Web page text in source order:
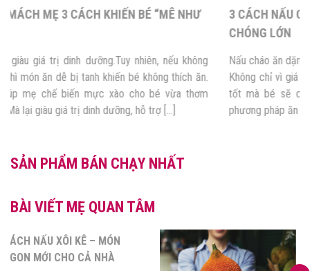
CÁCH XÀO MỰC: MÁCH MẸ 3 CÁCH KHIẾN BÉ “MÊ NHƯ
Mực xào là món ăn giàu giá trị dinh dưỡng.Tuy nhiên, nếu không
biết cách xào mực, thì món ăn dễ bị tanh khiến bé không thích ăn.
Dưới đây là mẹo giúp mẹ chế biến mực xào cho bé vừa thơm
ngon, không bị tanh. Mà lại giàu giá trị dinh dưỡng, hỗ trợ […]
SẢN PHẨM BÁN CHẠY NHẤT
BÀI VIẾT MẸ QUAN TÂM
CÁCH NẤU XÔI KÊ – MÓN
NGON MỚI CHO CẢ NHÀ